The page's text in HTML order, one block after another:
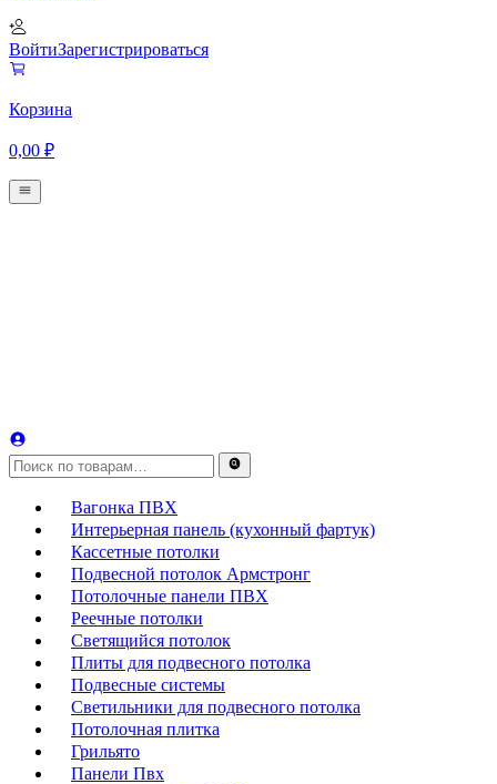
ВойтиЗарегистрироваться
Корзина
0,00 ₽
Вагонка ПВХ
Интерьерная панель (кухонный фартук)
Кассетные потолки
Подвесной потолок Армстронг
Потолочные панели ПВХ
Реечные потолки
Светящийся потолок
Плиты для подвесного потолка
Подвесные системы
Светильники для подвесного потолка
Потолочная плитка
Грильято
Панели Пвх